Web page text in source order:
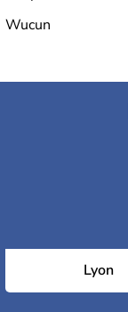
Wucun
Lyon